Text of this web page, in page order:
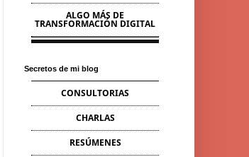
ALGO MÁS DE
TRANSFORMACIÓN DIGITAL
Secretos de mi blog
CONSULTORIAS
CHARLAS
RESÚMENES